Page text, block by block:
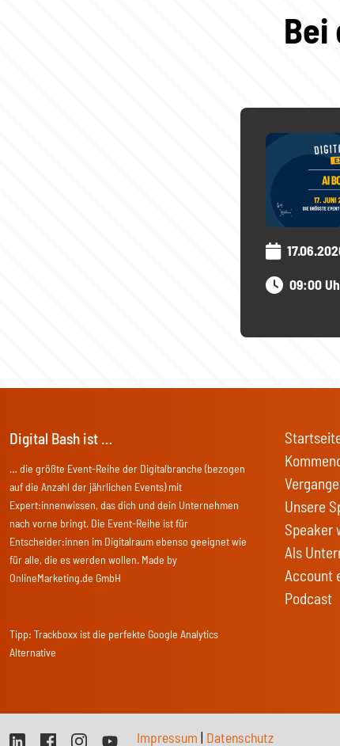
Bei
09:00
Digital Bash ist …
… die größte Event-Reihe der Digitalbranche (bezogen
auf die Anzahl der jährlichen Events) mit
Expert:innenwissen, das dich und dein Unternehmen
nach vorne bringt. Die Event-Reihe ist für
Entscheider:innen im Digitalraum ebenso geeignet wie
für alle, die es werden wollen. Made by
OnlineMarketing.de GmbH
Tipp: Trackboxx ist die perfekte Google Analytics
Alternative
Unsere
Speaker
Als
Account
Podcast
Impressum | Datenschutz